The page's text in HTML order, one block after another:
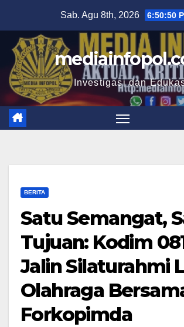
content
Sab. Agu 8th, 2026 6:50:51
Investigasi dan
BERITA
Satu Semangat,
Tujuan: Kodim
Jalin Silaturahmi
Olahraga
Forkopimda